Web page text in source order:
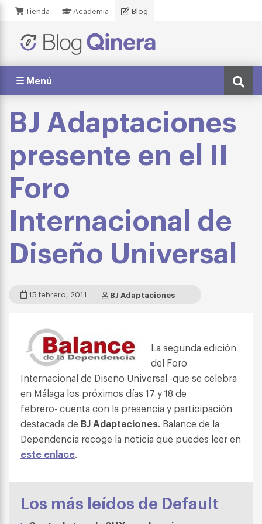
Tienda Academia Blog
☰ Menú
BJ Adaptaciones
presente en el II
Foro
Internacional de
Diseño Universal
15 febrero, 2011 BJ Adaptaciones
La segunda edición
del Foro
Internacional de Diseño Universal -que se celebra
en Málaga los próximos días 17 y 18 de
febrero- cuenta con la presencia y participación
destacada de BJ Adaptaciones. Balance de la
Dependencia recoge la noticia que puedes leer en
este enlace.
Los más leídos de Default